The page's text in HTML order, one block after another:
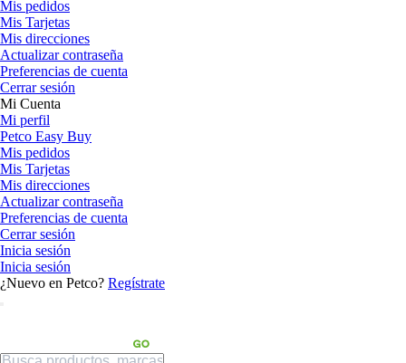
Mis pedidos
Mis Tarjetas
Mis direcciones
Actualizar contraseña
Preferencias de cuenta
Cerrar sesión
Mi Cuenta
Mi perfil
Petco Easy Buy
Mis pedidos
Mis Tarjetas
Mis direcciones
Actualizar contraseña
Preferencias de cuenta
Cerrar sesión
Inicia sesión
Inicia sesión
¿Nuevo en Petco? Regístrate